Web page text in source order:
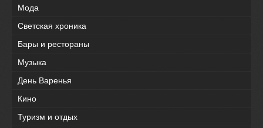
Мода
Светская хроника
Бары и рестораны
Музыка
День Варенья
Кино
Туризм и отдых